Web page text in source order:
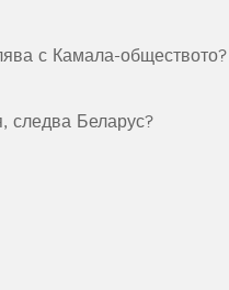
с Камала-обществото?
следва Беларус?